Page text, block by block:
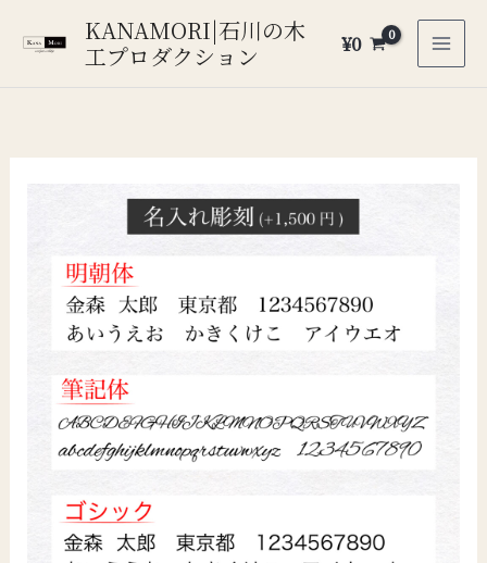
KANAMORI|石川の木
工プロダクション
¥0